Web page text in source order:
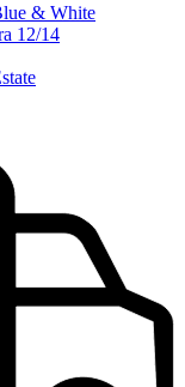
& White
12/14